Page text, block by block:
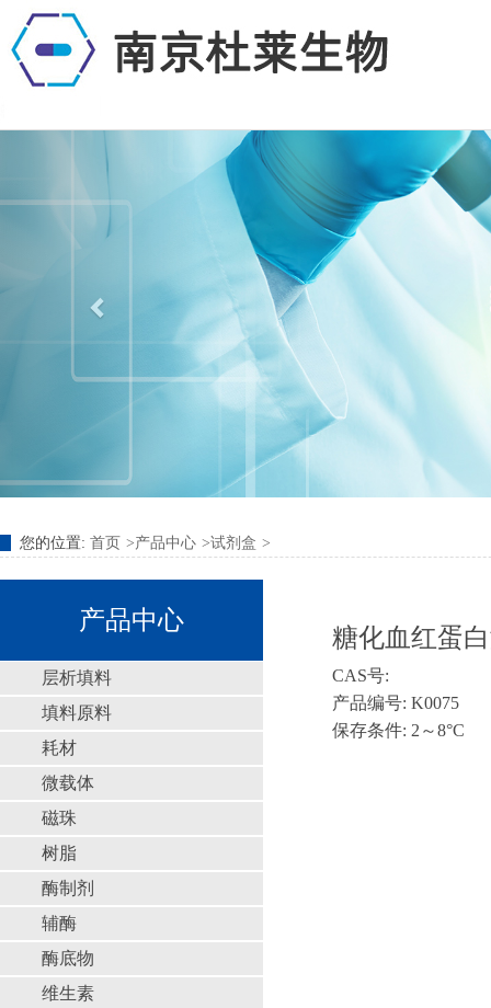
您的位置: 首页 产品中心 试剂盒
产品中心
层析填料
填料原料
耗材
微载体
磁珠
树脂
酶制剂
辅酶
酶底物
维生素
糖化血红蛋
CAS号:
产品编号: K0075
保存条件: 2～8°C